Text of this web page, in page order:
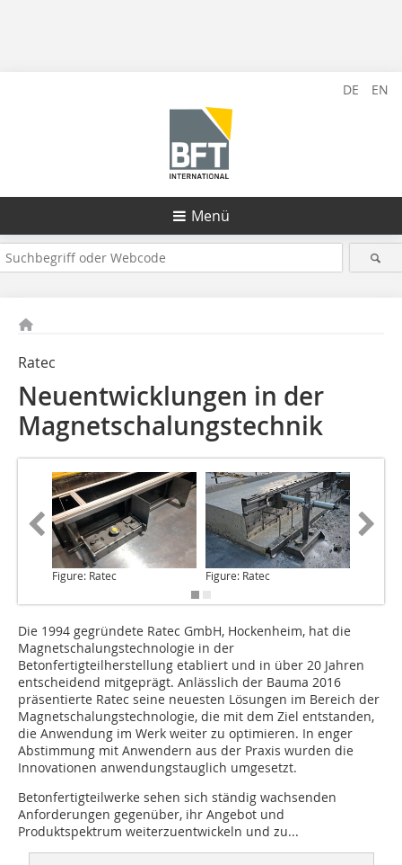
DE EN
Menü
Ratec
Neuentwicklungen in der
Magnetschalungstechnik
Figure: Ratec Figure: Ratec
Die 1994 gegründete Ratec GmbH, Hockenheim, hat die
Magnetschalungstechnologie in der
Betonfertigteilherstellung etabliert und in über 20 Jahren
entscheidend mitgeprägt. Anlässlich der Bauma 2016
präsentierte Ratec seine neuesten Lösungen im Bereich der
Magnetschalungstechnologie, die mit dem Ziel entstanden,
die Anwendung im Werk weiter zu optimieren. In enger
Abstimmung mit Anwendern aus der Praxis wurden die
Innovationen anwendungstauglich umgesetzt.
Betonfertigteilwerke sehen sich ständig wachsenden
Anforderungen gegenüber, ihr Angebot und
Produktspektrum weiterzuentwickeln und zu...